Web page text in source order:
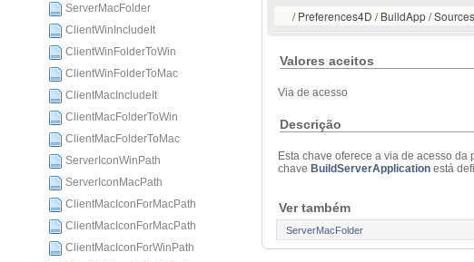
ServerMacFolder
ClientWinIncludeIt
ClientWinFolderToWin
ClientWinFolderToMac
ClientMacIncludeIt
ClientMacFolderToWin
ClientMacFolderToMac
ServerIconWinPath
ServerIconMacPath
ClientMacIconForMacPath
ClientMacIconForMacPath
ClientMacIconForWinPath
/ Preferences4D / BuildApp /
Valores aceitos
Via de acesso
Descrição
Esta chave oferece a via de acesso
chave BuildServerApplication está
Ver também
ServerMacFolder